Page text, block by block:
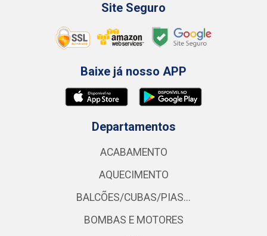
Site Seguro
Baixe já nosso APP
Departamentos
ACABAMENTO
AQUECIMENTO
BALCÕES/CUBAS/PIAS...
BOMBAS E MOTORES